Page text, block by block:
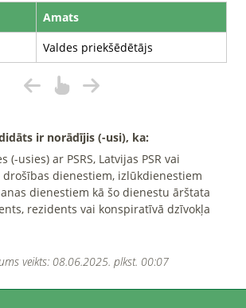
Amats
Valdes priekšēdētājs
ir norādījis (-usi), ka:
(-usies) ar PSRS, Latvijas PSR vai
dienestiem, izlūkdienestiem
dienestiem kā šo dienestu ārštata
rezidents vai konspiratīvā dzīvokļa
veikts: 08.06.2025. plkst. 00:07